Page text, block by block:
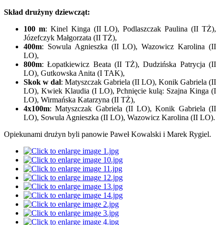
Skład drużyny dziewcząt:
100 m: Kinel Kinga (II LO), Podlaszczak Paulina (II TŻ),
Józefczyk Małgorzata (II TŻ),
400m: Sowula Agnieszka (II LO), Wazowicz Karolina (II
LO),
800m: Łopatkiewicz Beata (II TŻ), Dudzińska Patrycja (II
LO), Gutkowska Anita (I TAK),
Skok w dal: Matyszczak Gabriela (II LO), Konik Gabriela (II
LO), Kwiek Klaudia (I LO), Pchnięcie kulą: Szajna Kinga (I
LO), Wirmańska Katarzyna (II TŻ),
4x100m: Matyszczak Gabriela (II LO), Konik Gabriela (II
LO), Sowula Agnieszka (II LO), Wazowicz Karolina (II LO).
Opiekunami drużyn byli panowie Paweł Kowalski i Marek Rygiel.